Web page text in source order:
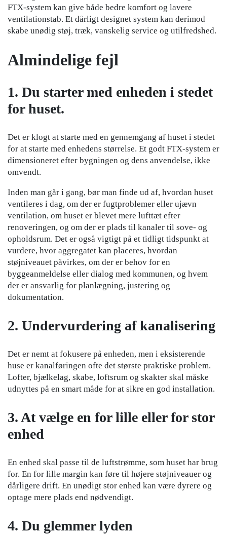
FTX-system kan give både bedre komfort og lavere
ventilationstab. Et dårligt designet system kan derimod
skabe unødig støj, træk, vanskelig service og utilfredshed.
Almindelige fejl
1. Du starter med enheden i stedet
for huset.
Det er klogt at starte med en gennemgang af huset i stedet
for at starte med enhedens størrelse. Et godt FTX-system er
dimensioneret efter bygningen og dens anvendelse, ikke
omvendt.
Inden man går i gang, bør man finde ud af, hvordan huset
ventileres i dag, om der er fugtproblemer eller ujævn
ventilation, om huset er blevet mere lufttæt efter
renoveringen, og om der er plads til kanaler til sove- og
opholdsrum. Det er også vigtigt på et tidligt tidspunkt at
vurdere, hvor aggregatet kan placeres, hvordan
støjniveauet påvirkes, om der er behov for en
byggeanmeldelse eller dialog med kommunen, og hvem
der er ansvarlig for planlægning, justering og
dokumentation.
2. Undervurdering af kanalisering
Det er nemt at fokusere på enheden, men i eksisterende
huse er kanalføringen ofte det største praktiske problem.
Lofter, bjælkelag, skabe, loftsrum og skakter skal måske
udnyttes på en smart måde for at sikre en god installation.
3. At vælge en for lille eller for stor
enhed
En enhed skal passe til de luftstrømme, som huset har brug
for. En for lille margin kan føre til højere støjniveauer og
dårligere drift. En unødigt stor enhed kan være dyrere og
optage mere plads end nødvendigt.
4. Du glemmer lyden